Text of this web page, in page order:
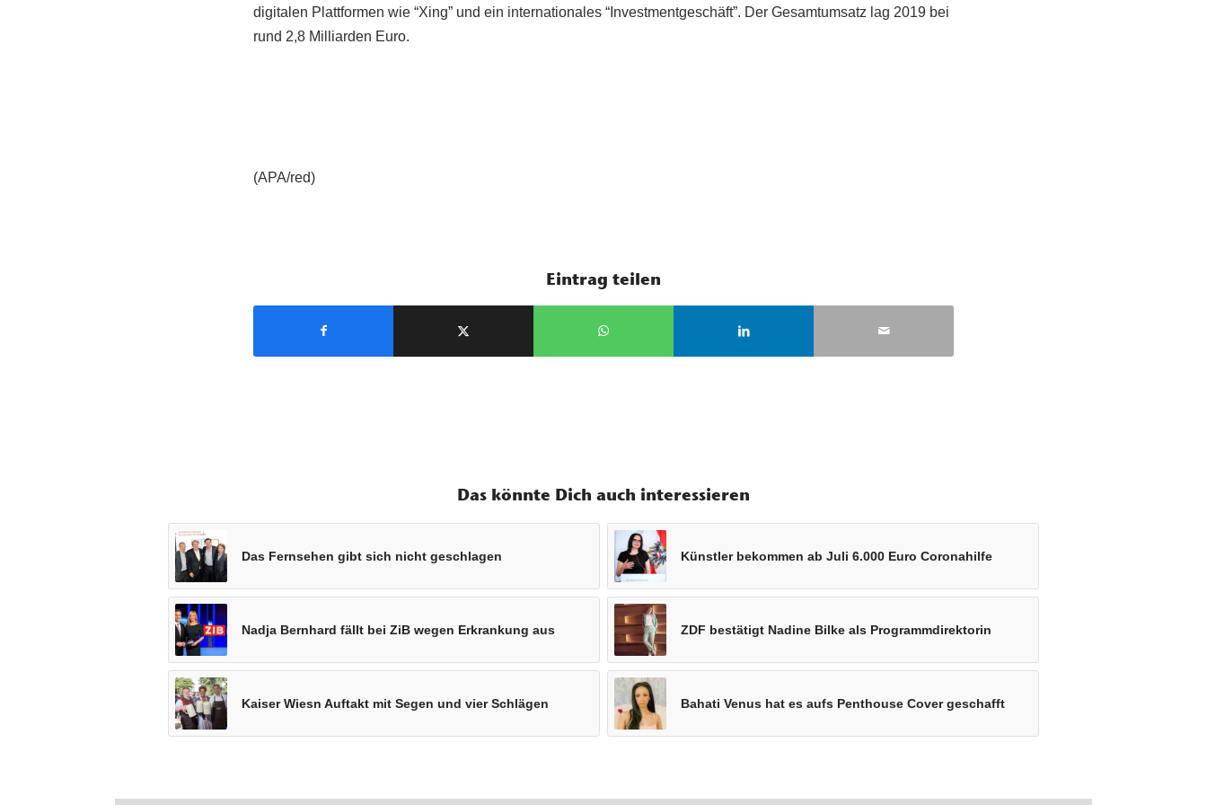
digitalen Plattformen wie “Xing” und ein internationales “Investmentgeschäft”. Der Gesamtumsatz lag 2019 bei
rund 2,8 Milliarden Euro.
(APA/red)
Eintrag teilen
Das könnte Dich auch interessieren
Das Fernsehen gibt sich nicht geschlagen Künstler bekommen ab Juli 6.000 Euro Coronahilfe
Nadja Bernhard fällt bei ZiB wegen Erkrankung aus ZDF bestätigt Nadine Bilke als Programmdirektorin
Kaiser Wiesn Auftakt mit Segen und vier Schlägen Bahati Venus hat es aufs Penthouse Cover geschafft